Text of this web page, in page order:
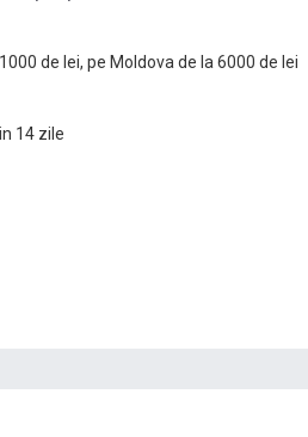
de lei, pe Moldova de la 6000 de lei
14 zile